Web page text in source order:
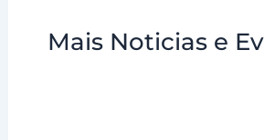
Mais Noticias e